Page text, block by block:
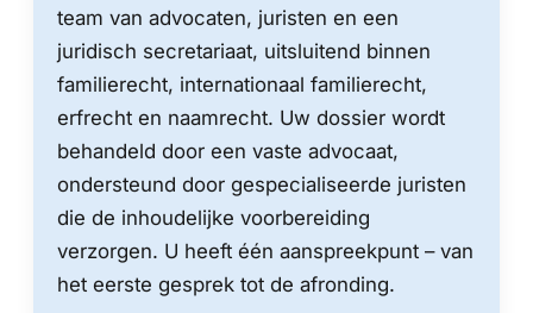
team van advocaten, juristen en een
juridisch secretariaat, uitsluitend binnen
familierecht, internationaal familierecht,
erfrecht en naamrecht. Uw dossier wordt
behandeld door een vaste advocaat,
ondersteund door gespecialiseerde juristen
die de inhoudelijke voorbereiding
verzorgen. U heeft één aanspreekpunt – van
het eerste gesprek tot de afronding.